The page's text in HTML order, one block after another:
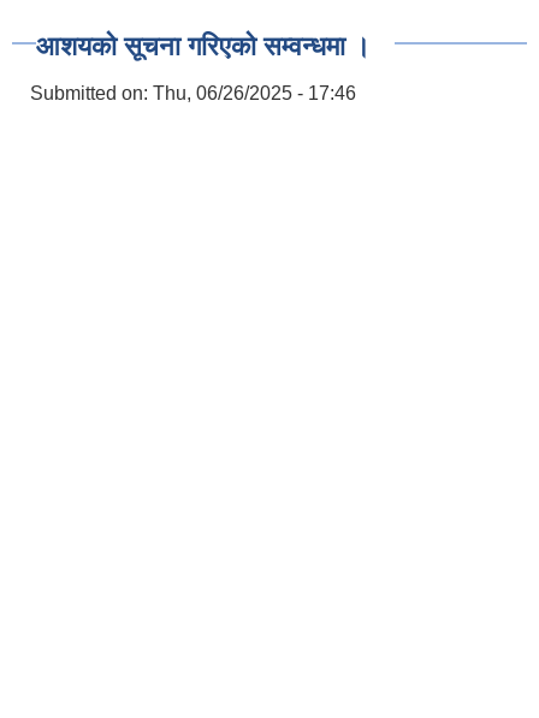
आशयको सूचना गरिएको सम्वन्धमा ।
Submitted on: Thu, 06/26/2025 - 17:46